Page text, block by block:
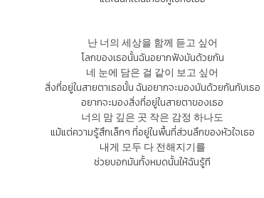
난 너의 세상을 함께 듣고 싶어
โลกของเธอนั้นฉันอยากฟังมันด้วยกัน
네 눈에 담은 걸 같이 보고 싶어
สิ่งที่อยู่ในสายตาเธอนั้น ฉันอยากจะมองมันด้วยกันกับเธอ
อยากจะมองสิ่งที่อยู่ในสายตาของเธอ
너의 맘 깊은 곳 작은 감정 하나도
แม้แต่ความรู้สึกเล็กๆ ที่อยู่ในพื้นที่ส่วนลึกของหัวใจเธอ
내게 모두 다 전해지기를
ช่วยบอกมันทั้งหมดนั้นให้ฉันรู้ที